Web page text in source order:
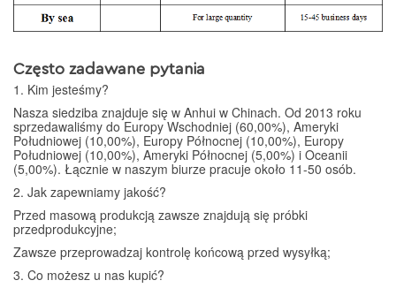
Często zadawane pytania
1. Kim jesteśmy?
Nasza siedziba znajduje się w Anhui w Chinach. Od 2013 roku
sprzedawaliśmy do Europy Wschodniej (60,00%), Ameryki
Południowej (10,00%), Europy Północnej (10,00%), Europy
Południowej (10,00%), Ameryki Północnej (5,00%) i Oceanii
(5,00%). Łącznie w naszym biurze pracuje około 11-50 osób.
2. Jak zapewniamy jakość?
Przed masową produkcją zawsze znajdują się próbki
przedprodukcyjne;
Zawsze przeprowadzaj kontrolę końcową przed wysyłką;
3. Co możesz u nas kupić?